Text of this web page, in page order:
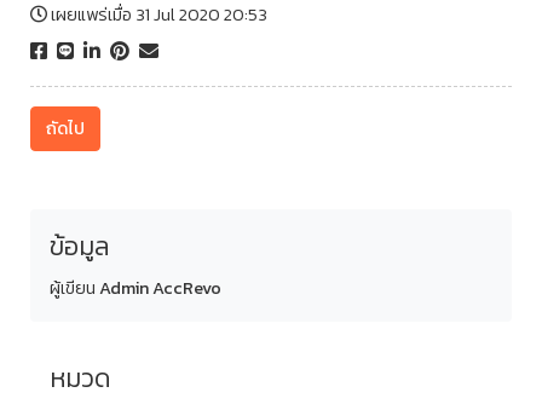
เผยแพร่เมื่อ 31 Jul 2020 20:53
ถัดไป
ข้อมูล
ผู้เขียนAdmin AccRevo
หมวด